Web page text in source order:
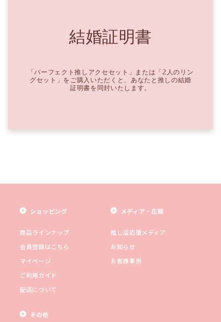
結婚証明書
「パーフェクト推しアクセセット」または「2人のリン
グセット」をご購入いただくと、あなたと推しの結婚
証明書を同封いたします。
ショッピング
商品ラインナップ
会員登録はこちら
マイページ
ご利用ガイド
配送について
メディア・広報
推し活応援メディア
お知らせ
お客様事例
その他